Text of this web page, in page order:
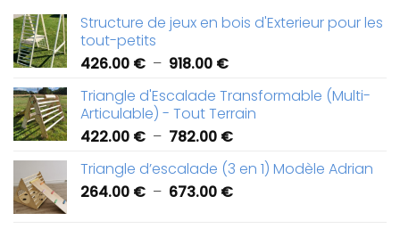
Structure de jeux en bois d'Exterieur pour les
tout-petits
426.00 € – 918.00 €Plage
prix :
426.00 €
à
918.00 €
Triangle d'Escalade Transformable (Multi-
Articulable) - Tout Terrain
422.00 € – 782.00 €Plage
prix :
422.00 €
Triangle d’escalade (3 en 1) Modèle Adrian
264.00 € – 673.00 €Plage